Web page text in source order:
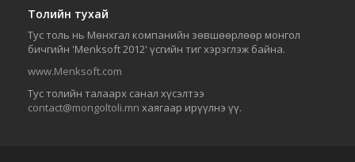
Толийн тухай
Тус толь нь Мөнхгал компанийн зөвшөөрлөөр монгол
бичгийн 'Menksoft 2012' үсгийн тиг хэрэглэж байна.
www.Menksoft.com
Тус толийн талаарх санал хүсэлтээ
contact@mongoltoli.mn хаягаар ирүүлнэ үү.